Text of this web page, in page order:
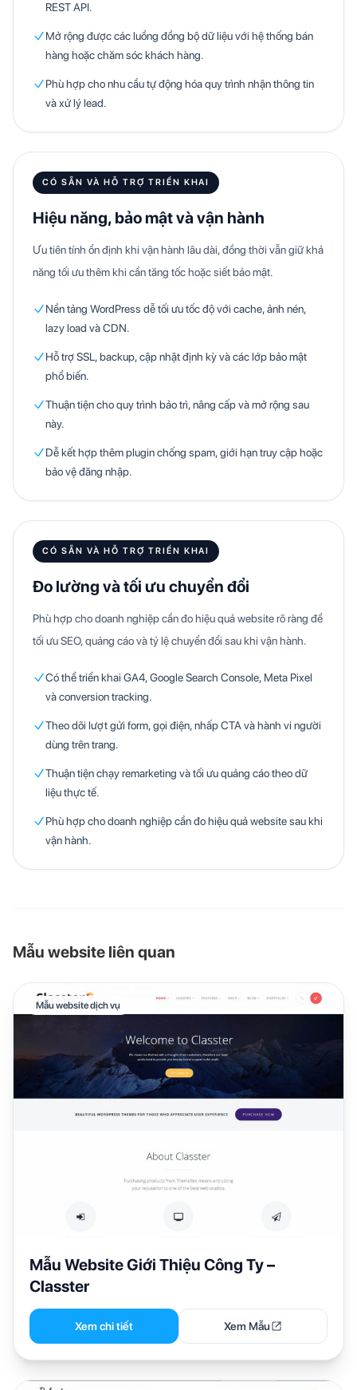
REST API.
Mở rộng được các luồng đồng bộ dữ liệu với hệ thống bán
hàng hoặc chăm sóc khách hàng.
Phù hợp cho nhu cầu tự động hóa quy trình nhận thông tin
và xử lý lead.
CÓ SẴN VÀ HỖ TRỢ TRIỂN KHAI
Hiệu năng, bảo mật và vận hành
Ưu tiên tính ổn định khi vận hành lâu dài, đồng thời vẫn giữ khả
năng tối ưu thêm khi cần tăng tốc hoặc siết bảo mật.
Nền tảng WordPress dễ tối ưu tốc độ với cache, ảnh nén,
lazy load và CDN.
Hỗ trợ SSL, backup, cập nhật định kỳ và các lớp bảo mật
phổ biến.
Thuận tiện cho quy trình bảo trì, nâng cấp và mở rộng sau
này.
Dễ kết hợp thêm plugin chống spam, giới hạn truy cập hoặc
bảo vệ đăng nhập.
CÓ SẴN VÀ HỖ TRỢ TRIỂN KHAI
Đo lường và tối ưu chuyển đổi
Phù hợp cho doanh nghiệp cần đo hiệu quả website rõ ràng để
tối ưu SEO, quảng cáo và tỷ lệ chuyển đổi sau khi vận hành.
Có thể triển khai GA4, Google Search Console, Meta Pixel
và conversion tracking.
Theo dõi lượt gửi form, gọi điện, nhấp CTA và hành vi người
dùng trên trang.
Thuận tiện chạy remarketing và tối ưu quảng cáo theo dữ
liệu thực tế.
Phù hợp cho doanh nghiệp cần đo hiệu quả website sau khi
vận hành.
Mẫu website liên quan
Mẫu website dịch vụ
Mẫu Website Giới Thiệu Công Ty –
Classter
Xem chi tiết Xem Mẫu